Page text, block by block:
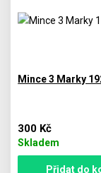
Mince 3 Marky
300 Kč
Skladem
Přidat do